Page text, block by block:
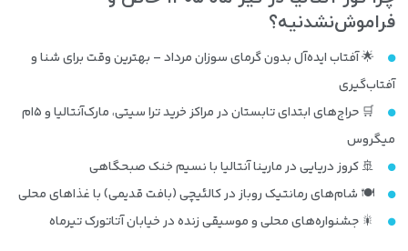
فراموش‌نشدنیه؟
🌟 آفتاب ایده‌آل بدون گرمای سوزان مرداد – بهترین وقت برای شنا و
آفتاب‌گیری
🛒 حراج‌های ابتدای تابستان در مراکز خرید ترا سیتی، مارک‌آنتالیا و ۵‌ام
میگروس
🚢 کروز دریایی در مارینا آنتالیا با نسیم خنک صبحگاهی
🍽️ شام‌های رمانتیک روباز در کالئیچی (بافت قدیمی) با غذاهای محلی
🎇 جشنواره‌های محلی و موسیقی زنده در خیابان آتاتورک تیرماه